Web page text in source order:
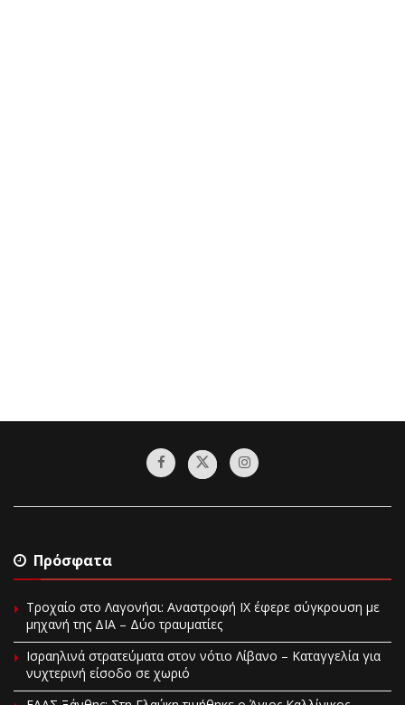
Πρόσφατα
Τροχαίο στο Λαγονήσι: Αναστροφή ΙΧ έφερε σύγκρουση με
μηχανή της ΔΙΑ – Δύο τραυματίες
Ισραηλινά στρατεύματα στον νότιο Λίβανο – Καταγγελία για
νυχτερινή είσοδο σε χωριό